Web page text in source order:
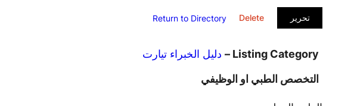
تحرير Delete
Return to Directory
Listing Category –
دليل الخبراء تيارت
التخصص الطبي او الوظيفي